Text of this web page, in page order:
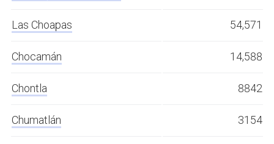
Las Choapas 54,571
Chocamán 14,588
Chontla 8842
Chumatlán 3154